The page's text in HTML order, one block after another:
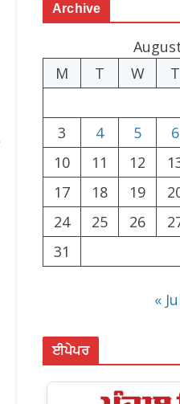
Archive
M
T W T
3
4 5 6
10
11 12
17
18 19
24
25 26
31
«
ਈਪੇਪਰ